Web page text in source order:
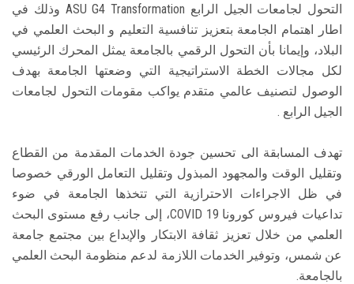
التحول لجامعات الجيل الرابع ASU G4 Transformation وذلك في
اطار اهتمام الجامعة بتعزيز تنافسية التعليم و البحث العلمي في
البلاد، وإيمانا بأن التحول الرقمي بالجامعة يمثل المحرك الرئيسي
لكل مجالات الخطة الاستراتيجية التي وضعتها الجامعة بهدف
الوصول لتصنيف عالمي متقدم يواكب مقومات التحول لجامعات
الجيل الرابع .
تهدف المسابقة الى تحسين جودة الخدمات المقدمة من القطاع
وتقليل الوقت والمجهود المبذول وتقليل التعامل الورقي خصوصا
في ظل الاجراءات الاحترازية التي تتخذها الجامعة في ضوء
تداعيات فيروس كورونا COVID 19، إلى جانب رفع مستوى البحث
العلمي من خلال تعزيز ثقافة الابتكار والإبداع بين مجتمع جامعة
عن شمس، وتوفير الخدمات اللازمة لدعم منظومة البحث العلمي
بالجامعة.